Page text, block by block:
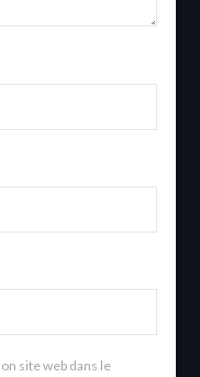
site web dans le